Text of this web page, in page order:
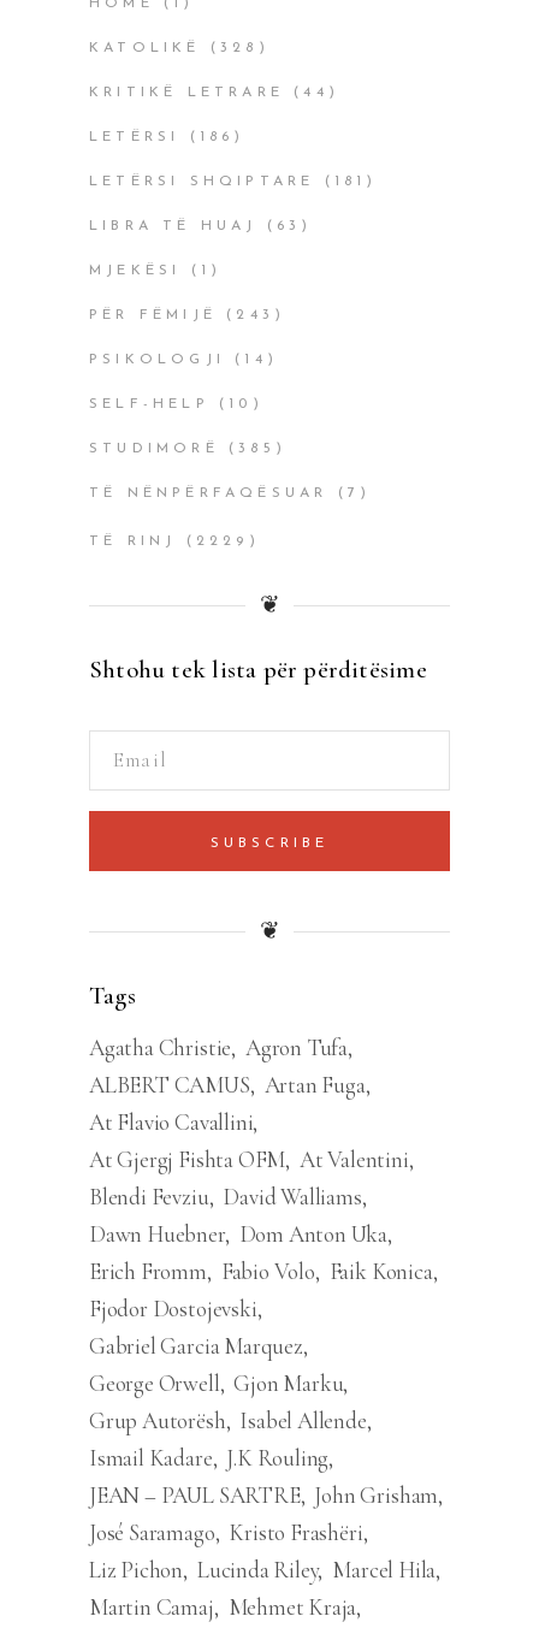
HOME (1)
KATOLIKË (328)
KRITIKË LETRARE (44)
LETËRSI (186)
LETËRSI SHQIPTARE (181)
LIBRA TË HUAJ (63)
MJEKËSI (1)
PËR FËMIJË (243)
PSIKOLOGJI (14)
SELF-HELP (10)
STUDIMORË (385)
TË NËNPËRFAQËSUAR (7)
TË RINJ (2229)
❦
Shtohu tek lista për përditësime
SUBSCRIBE
❦
Tags
Agatha Christie Agron Tufa
ALBERT CAMUS Artan Fuga
At Flavio Cavallini
At Gjergj Fishta OFM At Valentini
Blendi Fevziu David Walliams
Dawn Huebner Dom Anton Uka
Erich Fromm
Fabio Volo
Faik Konica
Fjodor Dostojevski
Gabriel Garcia Marquez
George Orwell Gjon Marku
Grup Autorësh Isabel Allende
Ismail Kadare J.K Rouling
JEAN – PAUL SARTRE John Grisham
José Saramago Kristo Frashëri
Liz Pichon Lucinda Riley Marcel Hila
Martin Camaj
Mehmet Kraja